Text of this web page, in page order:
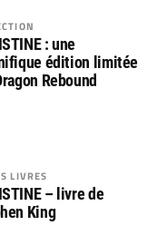
: une
édition limitée
Rebound
LIVRES
– livre de
King